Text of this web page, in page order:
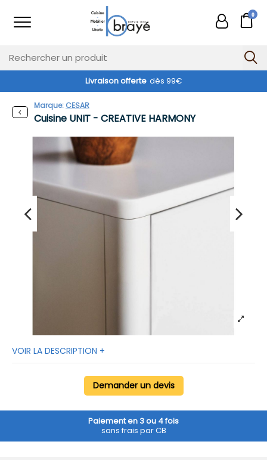
0
Livraison offerte dès 99€
Cuisine UNIT - CREATIVE HARMONY
Marque: CESAR
VOIR LA DESCRIPTION +
Demander un devis
Paiement en 3 ou 4 fois
sans frais par CB